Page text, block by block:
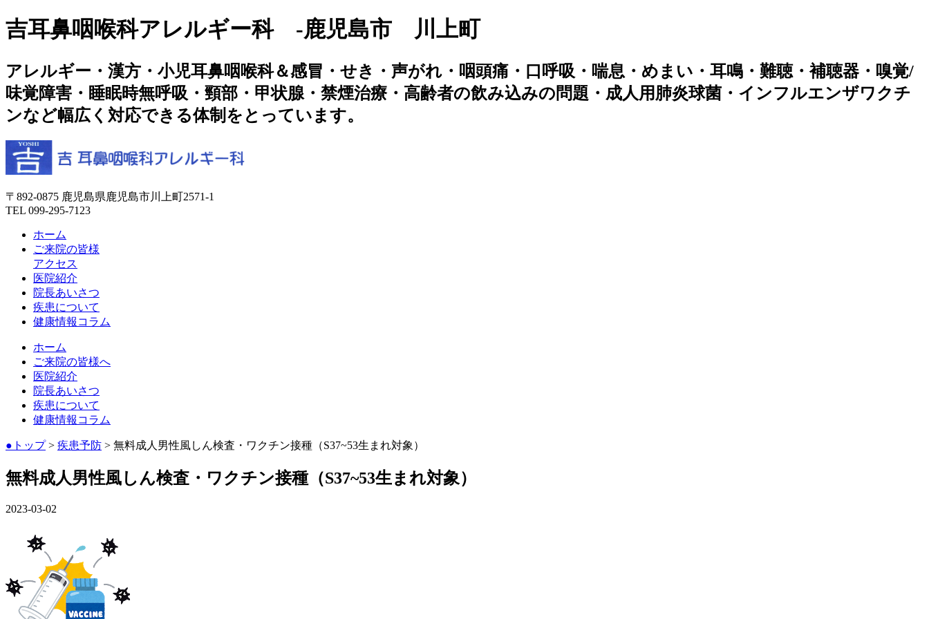
吉耳鼻咽喉科アレルギー科 -鹿児島市 川上町
アレルギー・漢方・小児耳鼻咽喉科＆感冒・せき・声がれ・咽頭痛・口呼吸・喘息・めまい・耳鳴・難聴・補聴器・嗅覚/
味覚障害・睡眠時無呼吸・頸部・甲状腺・禁煙治療・高齢者の飲み込みの問題・成人用肺炎球菌・インフルエンザワクチ
ンなど幅広く対応できる体制をとっています。
〒892-0875 鹿児島県鹿児島市川上町2571-1
TEL 099-295-7123
ホーム
ご来院の皆様
アクセス
医院紹介
院長あいさつ
疾患について
健康情報コラム
ホーム
ご来院の皆様へ
医院紹介
院長あいさつ
疾患について
健康情報コラム
●トップ> 疾患予防 > 無料成人男性風しん検査・ワクチン接種（S37~53生まれ対象）
無料成人男性風しん検査・ワクチン接種（S37~53生まれ対象）
2023-03-02